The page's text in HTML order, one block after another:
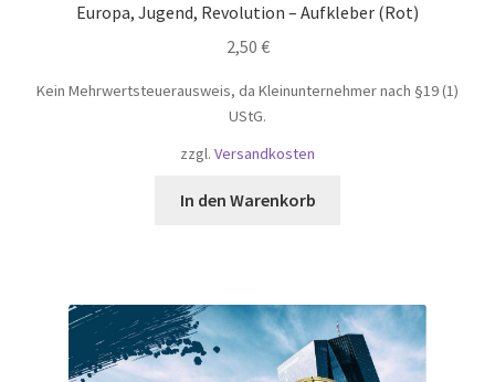
Europa, Jugend, Revolution – Aufkleber (Rot)
2,50 €
Kein Mehrwertsteuerausweis, da Kleinunternehmer nach §19 (1)
UStG.
zzgl. Versandkosten
In den Warenkorb